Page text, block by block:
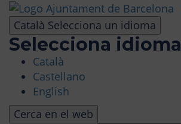
Català Selecciona un idioma
Selecciona idioma
Català
Castellano
English
Cerca en el web
Vés
contingut
VISITA
PARC D'ATRACCIONS